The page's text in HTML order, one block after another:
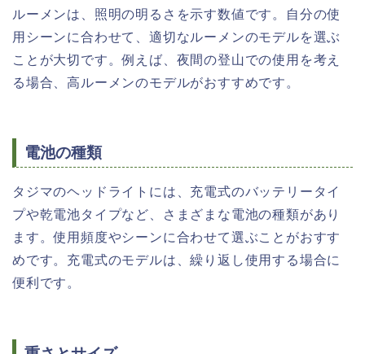
ルーメンは、照明の明るさを示す数値です。自分の使
用シーンに合わせて、適切なルーメンのモデルを選ぶ
ことが大切です。例えば、夜間の登山での使用を考え
る場合、高ルーメンのモデルがおすすめです。
電池の種類
タジマのヘッドライトには、充電式のバッテリータイ
プや乾電池タイプなど、さまざまな電池の種類があり
ます。使用頻度やシーンに合わせて選ぶことがおすす
めです。充電式のモデルは、繰り返し使用する場合に
便利です。